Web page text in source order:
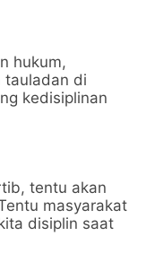
hukum,
tauladan di
kedisiplinan
tentu akan
masyarakat
disiplin saat